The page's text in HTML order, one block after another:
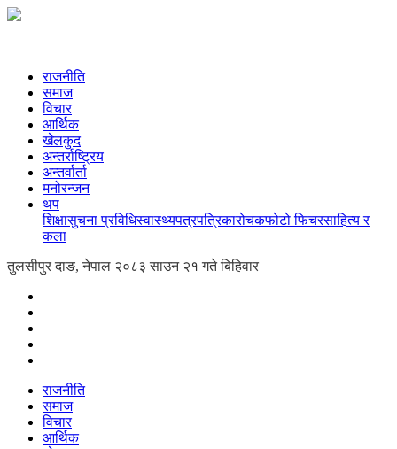
राजनीति
समाज
विचार
आर्थिक
खेलकुद
अन्तर्राष्ट्रिय
अन्तर्वार्ता
मनोरन्जन
थप
शिक्षासुचना प्रविधिस्वास्थ्यपत्रपत्रिकारोचकफोटो फिचरसाहित्य र
कला
तुलसीपुर दाङ, नेपाल २०८३ साउन २१ गते बिहिवार
राजनीति
समाज
विचार
आर्थिक